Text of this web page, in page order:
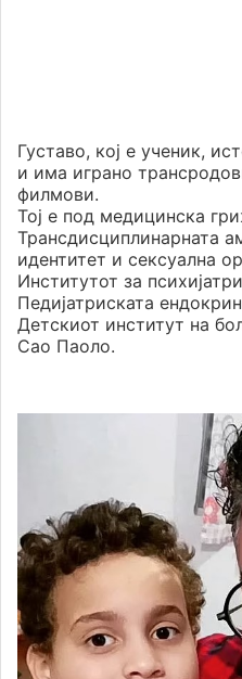
Густаво, кој е ученик,
и има играно
филмови.
Тој е под медицинска
Трансдисциплинарната
идентитет и сексуална
Институтот за
Педијатриската
Детскиот институт на
Сао Паоло.